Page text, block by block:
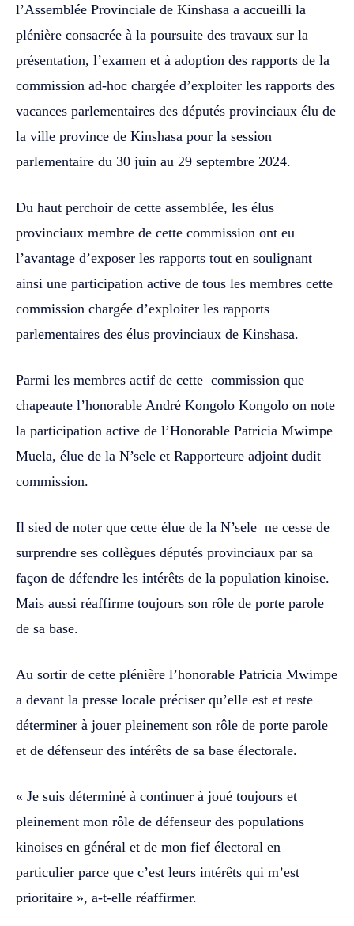
l’Assemblée Provinciale de Kinshasa a accueilli la
plénière consacrée à la poursuite des travaux sur la
présentation, l’examen et à adoption des rapports de la
commission ad-hoc chargée d’exploiter les rapports des
vacances parlementaires des députés provinciaux élu de
la ville province de Kinshasa pour la session
parlementaire du 30 juin au 29 septembre 2024. ‎‎
Du haut perchoir de cette assemblée, les élus
provinciaux membre de cette commission ont eu
l’avantage d’exposer les rapports tout en soulignant
ainsi une participation active de tous les membres cette
commission chargée d’exploiter les rapports
parlementaires des élus provinciaux de Kinshasa.
‎‎Parmi les membres actif de cette commission que
chapeaute l’honorable André Kongolo Kongolo on note
la participation active de l’Honorable Patricia Mwimpe
Muela, élue de la N’sele et Rapporteure adjoint dudit
commission. ‎‎
Il sied de noter que cette élue de la N’sele ne cesse de
surprendre ses collègues députés provinciaux par sa
façon de défendre les intérêts de la population kinoise.
Mais aussi réaffirme toujours son rôle de porte parole
de sa base. ‎‎
Au sortir de cette plénière l’honorable Patricia Mwimpe
a devant la presse locale préciser qu’elle est et reste
déterminer à jouer pleinement son rôle de porte parole
et de défenseur des intérêts de sa base électorale. ‎‎
« Je suis déterminé à continuer à joué toujours et
pleinement mon rôle de défenseur des populations
kinoises en général et de mon fief électoral en
particulier parce que c’est leurs intérêts qui m’est
prioritaire », a-t-elle réaffirmer.